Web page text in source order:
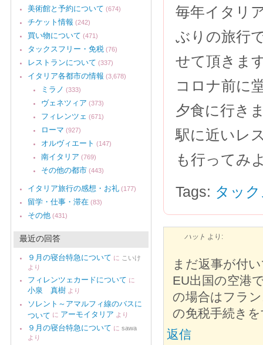
毎年イタリ
ぶりの旅行
せて頂きま
コロナ前に
夕食に行き
駅に近いレ
も行ってみ
Tags: タッ
ハット より:
まだ返事が付
EU出国の空港
の場合はフラ
の免税手続き
返信
美術館と予約について (674)
チケット情報 (242)
買い物について (471)
タックスフリー・免税 (76)
レストランについて (337)
イタリア各都市の情報 (3,678)
ミラノ (333)
ヴェネツィア (373)
フィレンツェ (671)
ローマ (927)
オルヴィエート (147)
南イタリア (769)
その他の都市 (443)
イタリア旅行の感想・お礼 (177)
留学・仕事・滞在 (83)
その他 (431)
最近の回答
９月の寝台特急について に こいけ
より
フィレンツェカードについて に
小泉 真樹 より
ソレント～アマルフィ線のバスに
ついて に アーモイタリア より
９月の寝台特急について に sawa
より